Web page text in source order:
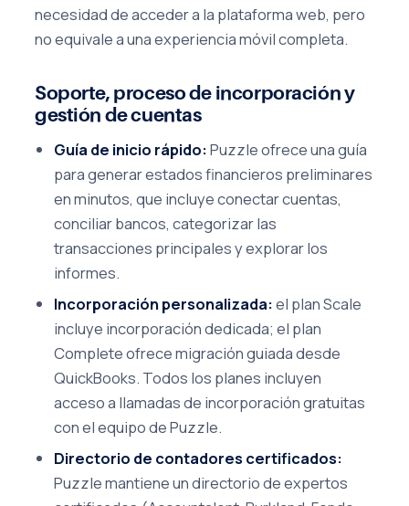
necesidad de acceder a la plataforma web, pero
no equivale a una experiencia móvil completa.
Soporte, proceso de incorporación y
gestión de cuentas
Guía de inicio rápido:Puzzle ofrece una guía
para generar estados financieros preliminares
en minutos, que incluye conectar cuentas,
conciliar bancos, categorizar las
transacciones principales y explorar los
informes.
Incorporación personalizada:el plan Scale
incluye incorporación dedicada; el plan
Complete ofrece migración guiada desde
QuickBooks. Todos los planes incluyen
acceso a llamadas de incorporación gratuitas
con el equipo de Puzzle.
Directorio de contadores certificados:
Puzzle mantiene un directorio de expertos